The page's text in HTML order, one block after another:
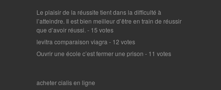
Le plaisir de la réussite tient dans la difficulté à
l’atteindre. Il est bien meilleur d’être en train de réussir
que d’avoir réussi. - 15 votes
levitra comparaison viagra - 12 votes
Ouvrir une école c’est fermer une prison - 11 votes
acheter cialis en ligne